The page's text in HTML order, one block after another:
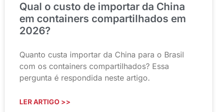
Qual o custo de importar da China
em containers compartilhados em
2026?
Quanto custa importar da China para o Brasil
com os containers compartilhados? Essa
pergunta é respondida neste artigo.
LER ARTIGO >>